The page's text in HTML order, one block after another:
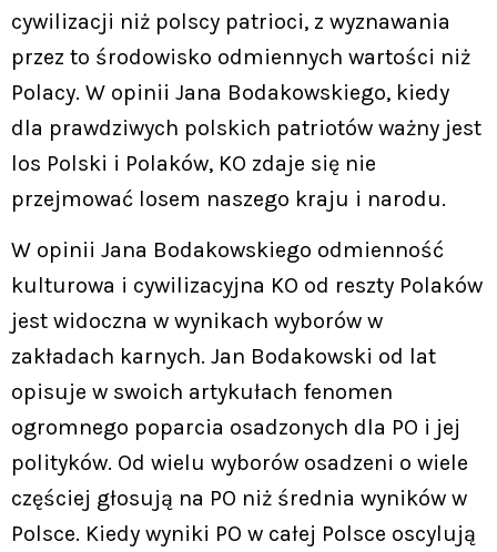
cywilizacji niż polscy patrioci, z wyznawania
przez to środowisko odmiennych wartości niż
Polacy. W opinii Jana Bodakowskiego, kiedy
dla prawdziwych polskich patriotów ważny jest
los Polski i Polaków, KO zdaje się nie
przejmować losem naszego kraju i narodu.
W opinii Jana Bodakowskiego odmienność
kulturowa i cywilizacyjna KO od reszty Polaków
jest widoczna w wynikach wyborów w
zakładach karnych. Jan Bodakowski od lat
opisuje w swoich artykułach fenomen
ogromnego poparcia osadzonych dla PO i jej
polityków. Od wielu wyborów osadzeni o wiele
częściej głosują na PO niż średnia wyników w
Polsce. Kiedy wyniki PO w całej Polsce oscylują